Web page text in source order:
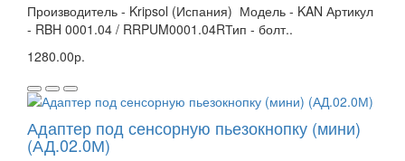
Производитель - Kripsol (Испания) Модель - KAN Артикул
- RBH 0001.04 / RRPUM0001.04RТип - болт..
1280.00р.
Адаптер под сенсорную пьезокнопку (мини)
(АД.02.0М)